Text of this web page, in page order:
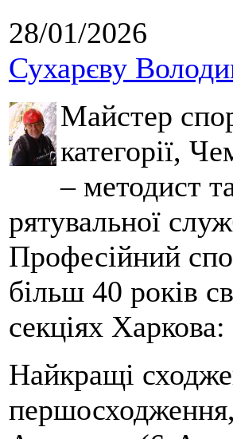
28/01/2026
Сухарєву
Майстер
категорії,
– методист
рятувальної
Професійний
більш 40 років
секціях
Найкращі